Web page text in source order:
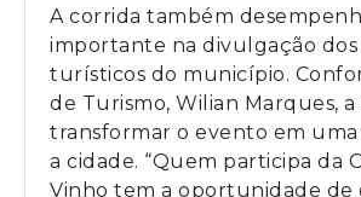
A corrida também
importante na divulgação dos
turísticos do município.
de Turismo, Wilian Marques,
transformar o evento em
a cidade. “Quem participa da
Vinho tem a oportunidade de